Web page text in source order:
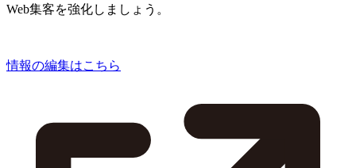
Web集客を強化しましょう。
情報の編集はこちら